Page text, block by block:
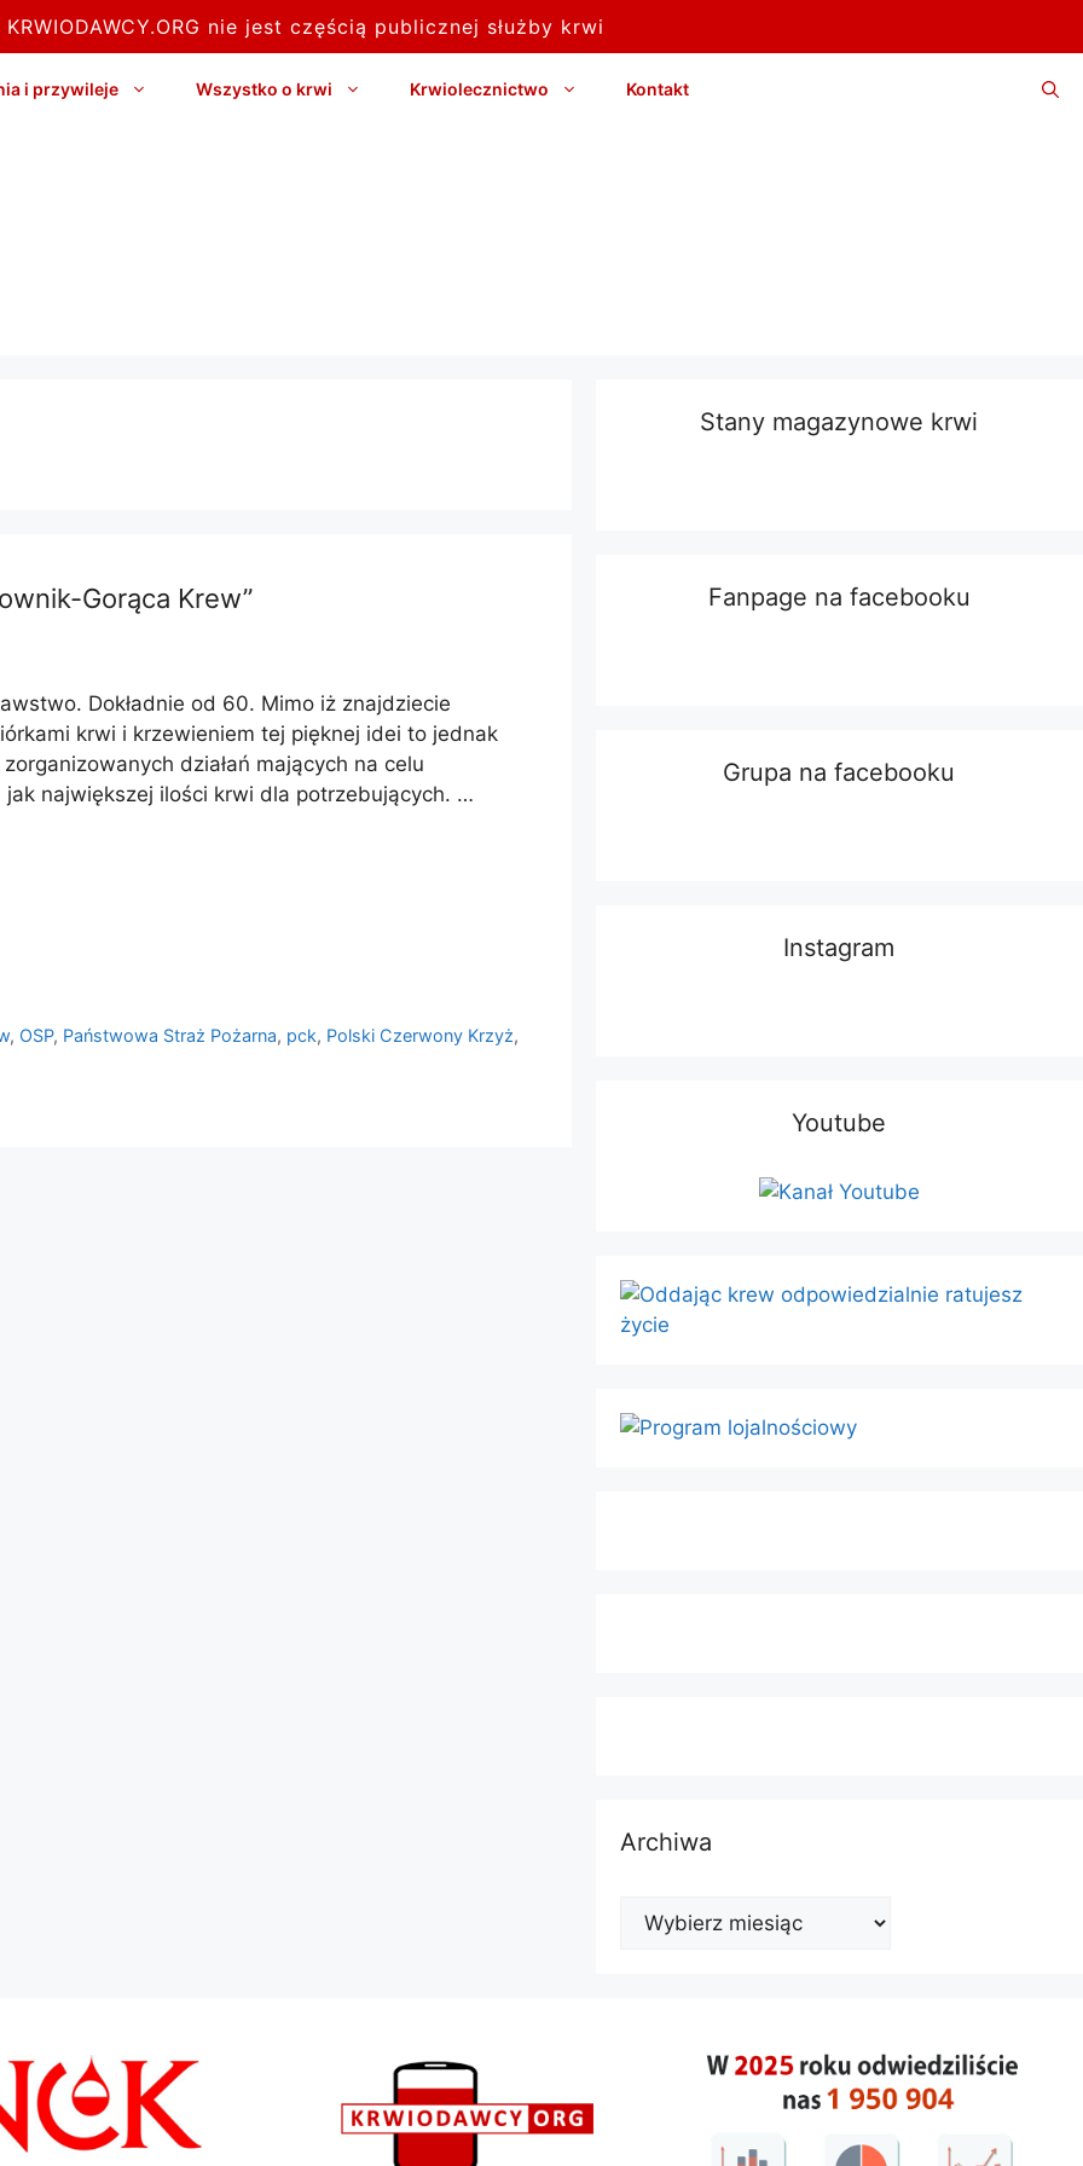
nie jest częścią publicznej służby krwi
i przywileje Wszystko o krwi Krwiolecznictwo Kontakt
Gorąca Krew”
Dokładnie od 60. Mimo iż znajdziecie
krwi i krzewieniem tej pięknej idei to jednak
działań mających na celu
największej ilości krwi dla potrzebujących. …
, OSP, Państwowa Straż Pożarna, pck, Polski Czerwony Krzyż,
Stany magazynowe krwi
Fanpage na facebooku
Grupa na facebooku
Instagram
Youtube
Archiwa
Archiwa